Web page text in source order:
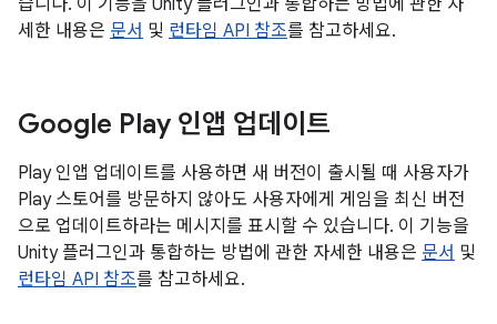
습니다. 이 기능을 Unity 플러그인과 통합하는 방법에 관한 자
세한 내용은 문서 및 런타임 API 참조를 참고하세요.
Google Play 인앱 업데이트
Play 인앱 업데이트를 사용하면 새 버전이 출시될 때 사용자가
Play 스토어를 방문하지 않아도 사용자에게 게임을 최신 버전
으로 업데이트하라는 메시지를 표시할 수 있습니다. 이 기능을
Unity 플러그인과 통합하는 방법에 관한 자세한 내용은 문서 및
런타임 API 참조를 참고하세요.